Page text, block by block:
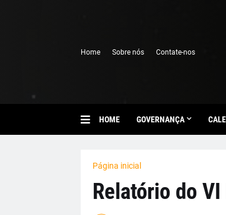
Home Sobre nós Contate-nos
HOME GOVERNANÇA
Página inicial
Relatório do